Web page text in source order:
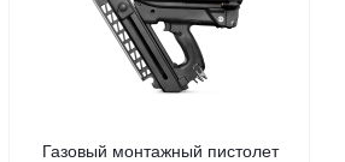
Газовый монтажный пистолет